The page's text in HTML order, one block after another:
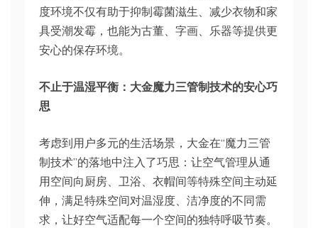
度环境不仅有助于抑制霉菌滋生、减少衣物和家
具受潮发霉，也能为古董、字画、乐器等提供更
安心的保存环境。
不止于温湿平衡：大金魔力三管制技术的安心巧
思
考虑到用户多元的生活场景，大金在“魔力三管
制技术”的落地中注入了巧思：让空气管理从通
用空间向厨房、卫浴、衣帽间等特殊空间主动延
伸，满足特殊空间对温湿度、洁净度的不同需
求，让好空气适配每一个空间的独特呼吸节奏。